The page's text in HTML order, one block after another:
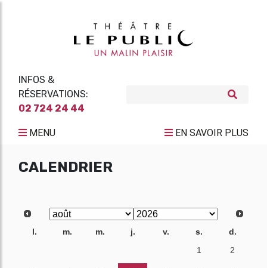
INFOS &
RÉSERVATIONS:
02 724 24 44
MENU EN SAVOIR PLUS
CALENDRIER
l. m. m. j. v. s.
d.
1 2